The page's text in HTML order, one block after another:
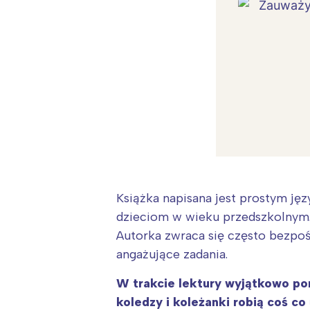
Książka napisana jest prostym
dzieciom w wieku
Autorka zwraca się często
angażujące zadania.
W trakcie lektury wyjątkowo
koledzy i koleżanki robią coś co